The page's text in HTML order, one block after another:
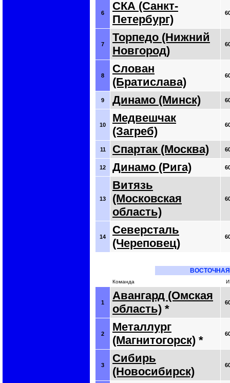
6
СКА (Санкт-
Петербург)
7
Торпедо (Нижний
Новгород)
8
Слован
(Братислава)
9 Динамо (Минск)
10
Медвешчак
(Загреб)
11 Спартак (Москва)
12 Динамо (Рига)
13
Витязь
(Московская
область)
14
Северсталь
(Череповец)
Команда И
1
Авангард (Омская
область) *
2
Металлург
(Магнитогорск) *
3
Сибирь
(Новосибирск)